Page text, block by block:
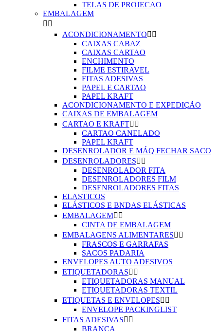
TELAS DE PROJECAO
EMBALAGEM
 
ACONDICIONAMENTO 
CAIXAS CABAZ
CAIXAS CARTAO
ENCHIMENTO
FILME ESTIRAVEL
FITAS ADESIVAS
PAPEL E CARTAO
PAPEL KRAFT
ACONDICIONAMENTO E EXPEDIÇÃO
CAIXAS DE EMBALAGEM
CARTAO E KRAFT 
CARTAO CANELADO
PAPEL KRAFT
DESENROLADOR E MÁQ FECHAR SACO
DESENROLADORES 
DESENROLADOR FITA
DESENROLADORES FILM
DESENROLADORES FITAS
ELASTICOS
ELÁSTICOS E BNDAS ELÁSTICAS
EMBALAGEM 
CINTA DE EMBALAGEM
EMBALAGENS ALIMENTARES 
FRASCOS E GARRAFAS
SACOS PADARIA
ENVELOPES AUTO ADESIVOS
ETIQUETADORAS 
ETIQUETADORAS MANUAL
ETIQUETADORAS TEXTIL
ETIQUETAS E ENVELOPES 
ENVELOPE PACKINGLIST
FITAS ADESIVAS 
BRANCA